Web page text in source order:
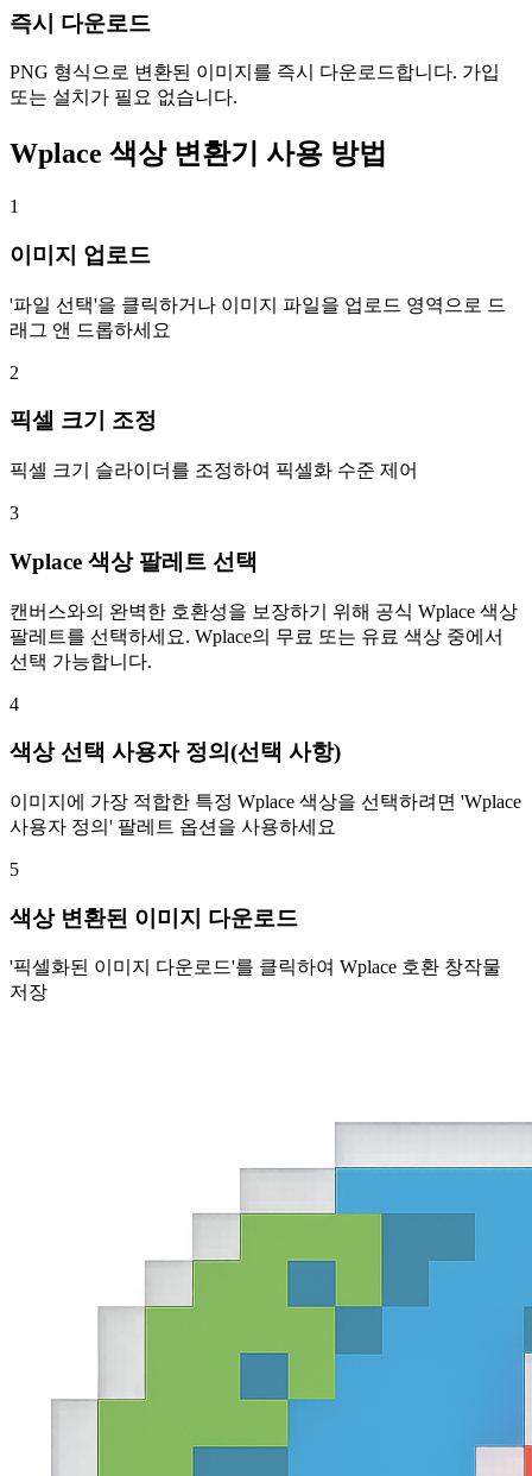
즉시 다운로드
PNG 형식으로 변환된 이미지를 즉시 다운로드합니다. 가입
또는 설치가 필요 없습니다.
Wplace 색상 변환기 사용 방법
1
이미지 업로드
'파일 선택'을 클릭하거나 이미지 파일을 업로드 영역으로 드
래그 앤 드롭하세요
2
픽셀 크기 조정
픽셀 크기 슬라이더를 조정하여 픽셀화 수준 제어
3
Wplace 색상 팔레트 선택
캔버스와의 완벽한 호환성을 보장하기 위해 공식 Wplace 색상
팔레트를 선택하세요. Wplace의 무료 또는 유료 색상 중에서
선택 가능합니다.
4
색상 선택 사용자 정의(선택 사항)
이미지에 가장 적합한 특정 Wplace 색상을 선택하려면 'Wplace
사용자 정의' 팔레트 옵션을 사용하세요
5
색상 변환된 이미지 다운로드
'픽셀화된 이미지 다운로드'를 클릭하여 Wplace 호환 창작물
저장